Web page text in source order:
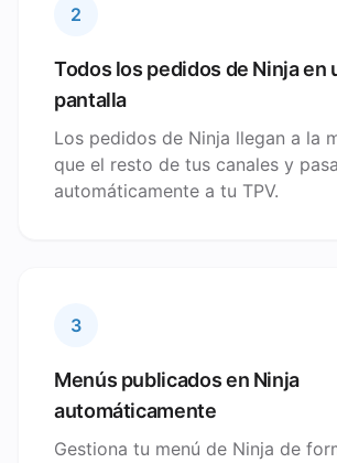
2
Todos los pedidos de Ninja en
pantalla
Los pedidos de Ninja llegan a la
que el resto de tus canales y
automáticamente a tu TPV.
3
Menús publicados en Ninja
automáticamente
Gestiona tu menú de Ninja de